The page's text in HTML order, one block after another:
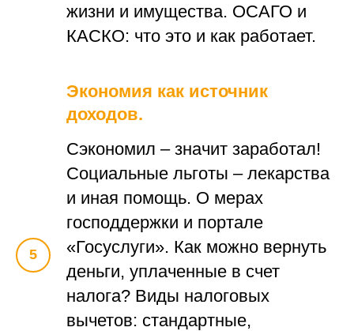
жизни и имущества. ОСАГО и
КАСКО: что это и как работает.
Экономия как источник
доходов.
Сэкономил – значит заработал!
Социальные льготы – лекарства
и иная помощь. О мерах
господдержки и портале
«Госуслуги». Как можно вернуть
деньги, уплаченные в счет
налога? Виды налоговых
вычетов: стандартные,